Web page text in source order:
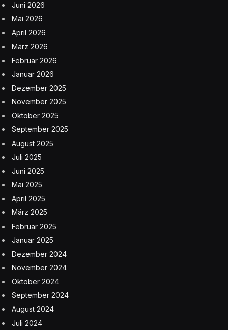
Juni 2026
Mai 2026
April 2026
März 2026
Februar 2026
Januar 2026
Dezember 2025
November 2025
Oktober 2025
September 2025
August 2025
Juli 2025
Juni 2025
Mai 2025
April 2025
März 2025
Februar 2025
Januar 2025
Dezember 2024
November 2024
Oktober 2024
September 2024
August 2024
Juli 2024